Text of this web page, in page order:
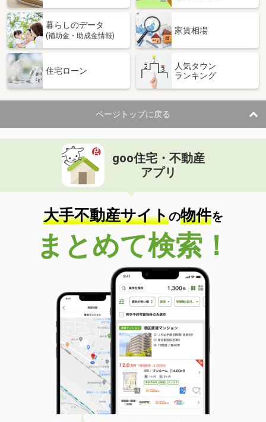
暮らしのデータ
(補助金・助成金情報)
家賃相場
住宅ローン
人気タウン
ランキング
ページトップに戻る
goo住宅・不動産
アプリ
大手不動産サイトの物件を
まとめて検索！